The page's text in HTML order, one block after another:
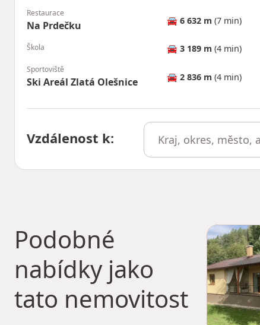
Restaurace
Na Prdečku 🚘 6 632 m (7 min)
Škola 🚘 3 189 m (4 min)
Sportoviště
Ski Areál Zlatá Olešnice 🚘 2 836 m (4 min)
Vzdálenost k:
Podobné
nabídky jako
tato nemovitost